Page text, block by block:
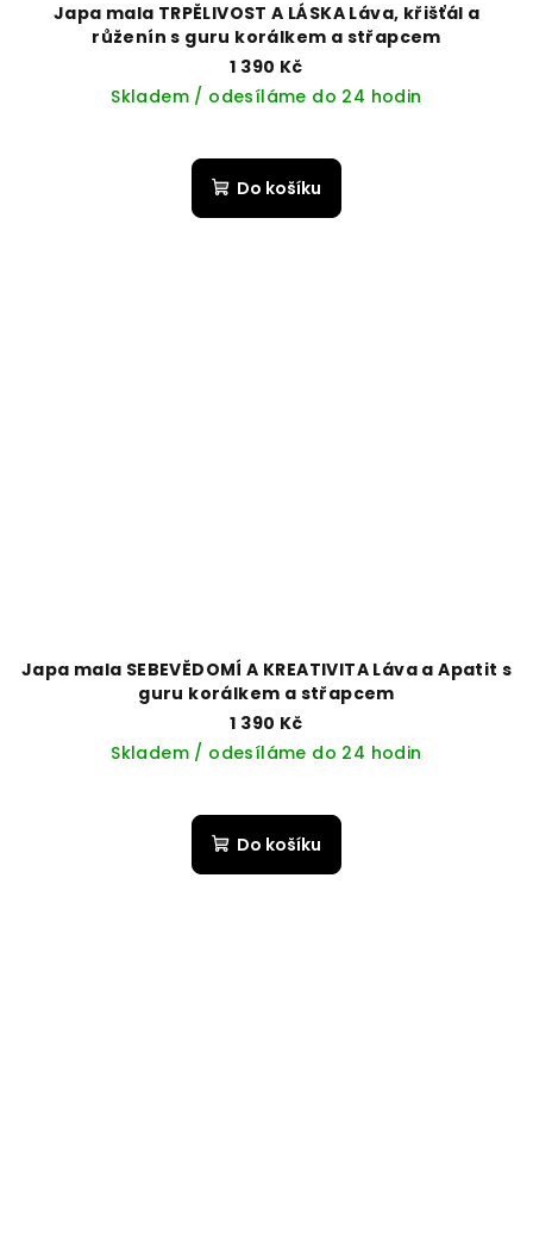
Japa mala TRPĚLIVOST A LÁSKA Láva, křišťál a
růženín s guru korálkem a střapcem
1 390 Kč
Skladem / odesíláme do 24 hodin
Do košíku
Japa mala SEBEVĚDOMÍ A KREATIVITA Láva a Apatit s
guru korálkem a střapcem
1 390 Kč
Skladem / odesíláme do 24 hodin
Do košíku